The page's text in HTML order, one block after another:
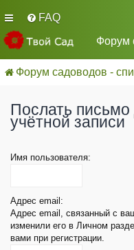
FAQ
Форум
Форум садоводов -
Послать письмо
учётной записи
Имя пользователя:
Адрес email:
Адрес email, связанный с
изменили его в Личном
вами при регистрации.